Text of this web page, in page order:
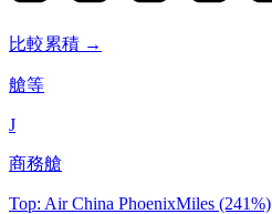
比較累積 →
艙等
J
商務艙
Top: Air China PhoenixMiles (241%)